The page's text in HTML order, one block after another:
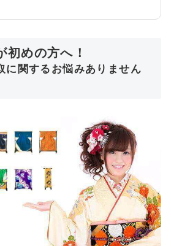
初めの方へ！
に関するお悩みありません